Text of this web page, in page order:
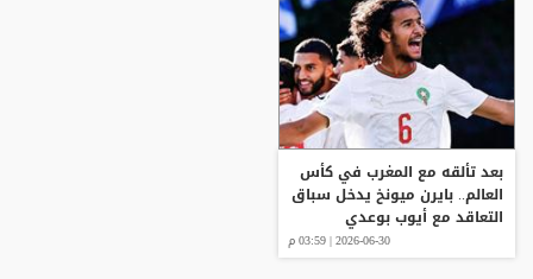
بعد تألقه مع المغرب في كأس
العالم.. بايرن ميونخ يدخل سباق
التعاقد مع أيوب بوعدي
2026-06-30 | 03:59 م